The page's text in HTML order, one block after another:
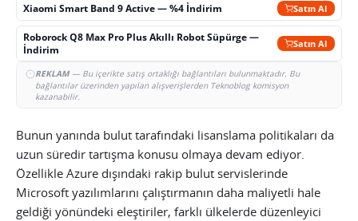
Xiaomi Smart Band 9 Active — %4 İndirim Satın Al
Roborock Q8 Max Pro Plus Akıllı Robot Süpürge —
İndirim
Satın Al
REKLAM— Bu içerikte satış ortaklığı bağlantıları bulunmaktadır. Bu
bağlantılar üzerinden yapılan alışverişlerden Teknoblog komisyon
kazanabilir.
Bunun yanında bulut tarafındaki lisanslama politikaları da
uzun süredir tartışma konusu olmaya devam ediyor.
Özellikle Azure dışındaki rakip bulut servislerinde
Microsoft yazılımlarını çalıştırmanın daha maliyetli hale
geldiği yönündeki eleştiriler, farklı ülkelerde düzenleyici